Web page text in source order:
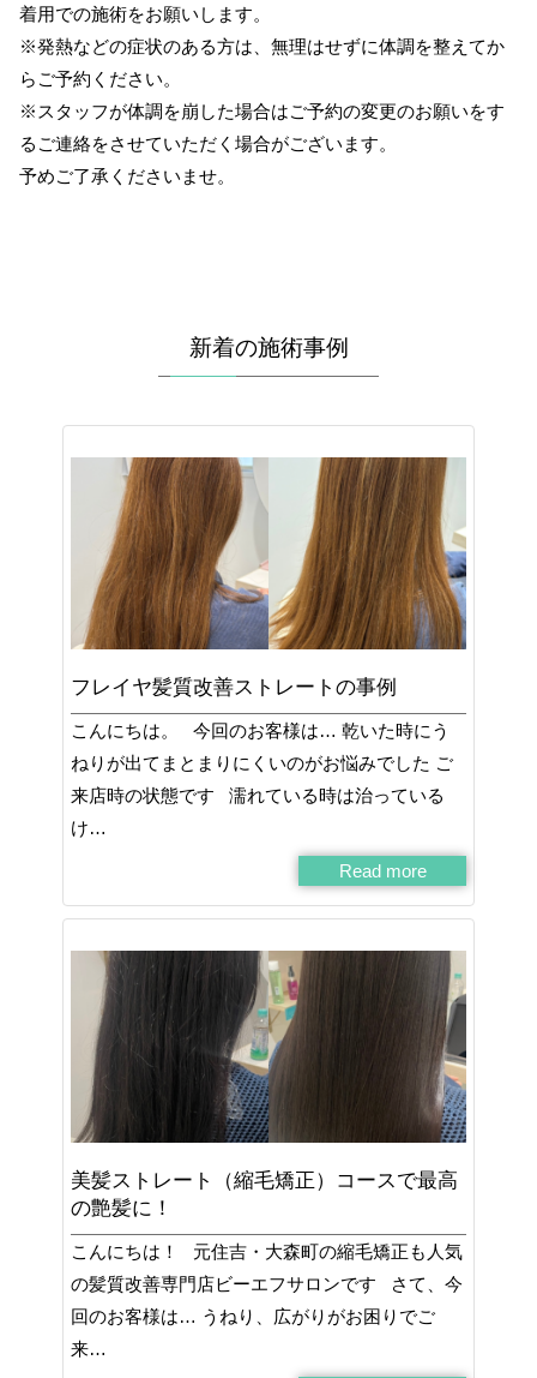
着用での施術をお願いします。
※発熱などの症状のある方は、無理はせずに体調を整えてか
らご予約ください。
※スタッフが体調を崩した場合はご予約の変更のお願いをす
るご連絡をさせていただく場合がございます。
予めご了承くださいませ。
新着の施術事例
フレイヤ髪質改善ストレートの事例
こんにちは。 今回のお客様は… 乾いた時にう
ねりが出てまとまりにくいのがお悩みでした ご
来店時の状態です 濡れている時は治っている
け…
Read more
美髪ストレート（縮毛矯正）コースで最高
の艶髪に！
こんにちは！ 元住吉・大森町の縮毛矯正も人気
の髪質改善専門店ビーエフサロンです さて、今
回のお客様は… うねり、広がりがお困りでご
来…